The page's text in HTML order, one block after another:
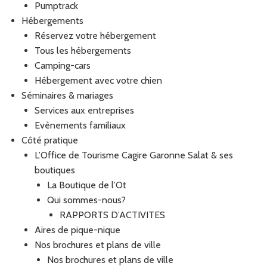
Pumptrack
Hébergements
Réservez votre hébergement
Tous les hébergements
Camping-cars
Hébergement avec votre chien
Séminaires & mariages
Services aux entreprises
Evènements familiaux
Côté pratique
L’Office de Tourisme Cagire Garonne Salat & ses
boutiques
La Boutique de l’Ot
Qui sommes-nous?
RAPPORTS D’ACTIVITES
Aires de pique-nique
Nos brochures et plans de ville
Nos brochures et plans de ville